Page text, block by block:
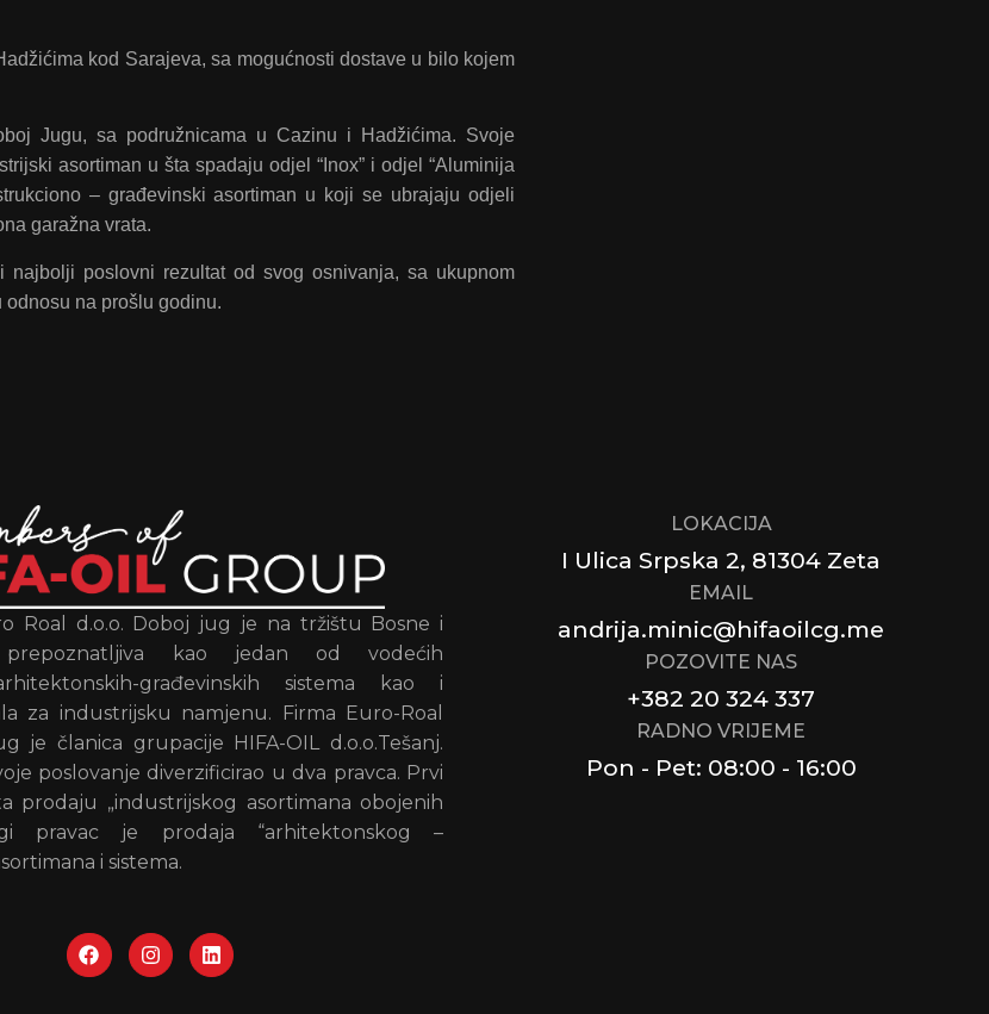
kod Sarajeva, sa mogućnosti dostave u bilo kojem
Jugu, sa podružnicama u Cazinu i Hadžićima. Svoje
asortiman u šta spadaju odjel “Inox” i odjel “Aluminija
– građevinski asortiman u koji se ubrajaju odjeli
garažna vrata.
poslovni rezultat od svog osnivanja, sa ukupnom
na prošlu godinu.
Roal d.o.o. Doboj jug je na tržištu Bosne i
prepoznatljiva kao jedan od vodećih
građevinskih sistema kao i
za industrijsku namjenu. Firma Euro-Roal
je članica grupacije HIFA-OIL d.o.o.Tešanj.
poslovanje diverzificirao u dva pravca. Prvi
prodaju „industrijskog asortimana obojenih
pravac je prodaja “arhitektonskog –
i sistema.
LOKACIJA
I Ulica Srpska 2, 81304 Zeta
EMAIL
andrija.minic@hifaoilcg.me
POZOVITE NAS
+382 20 324 337
RADNO VRIJEME
Pon - Pet: 08:00 - 16:00